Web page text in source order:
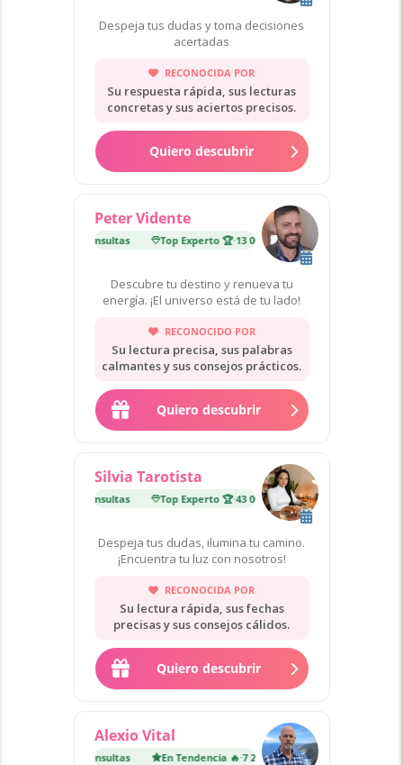
Despeja tus dudas y toma decisiones
acertadas
RECONOCIDA POR
Su respuesta rápida, sus lecturas
concretas y sus aciertos precisos.
Quiero descubrir
Peter Vidente
13 000 consultas Top Experto 🏆 ·13 000 consultas
Descubre tu destino y renueva tu
energía. ¡El universo está de tu lado!
RECONOCIDO POR
Su lectura precisa, sus palabras
calmantes y sus consejos prácticos.
Quiero descubrir
Silvia Tarotista
43 000 consultas Top Experto 🏆 ·43 000 consultas
Despeja tus dudas, ilumina tu camino.
¡Encuentra tu luz con nosotros!
RECONOCIDA POR
Su lectura rápida, sus fechas
precisas y sus consejos cálidos.
Quiero descubrir
Alexio Vital
7 200 consultas En Tendencia 🔥· 7 200 consultas